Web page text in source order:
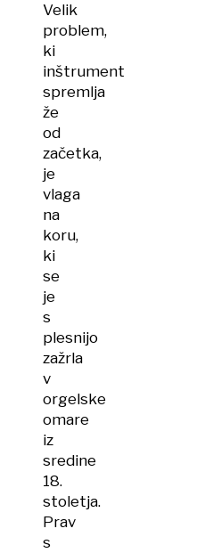
Velik
problem,
ki
inštrument
spremlja
že
od
začetka,
je
vlaga
na
koru,
ki
se
je
s
plesnijo
zažrla
v
orgelske
omare
iz
sredine
18.
stoletja.
Prav
s